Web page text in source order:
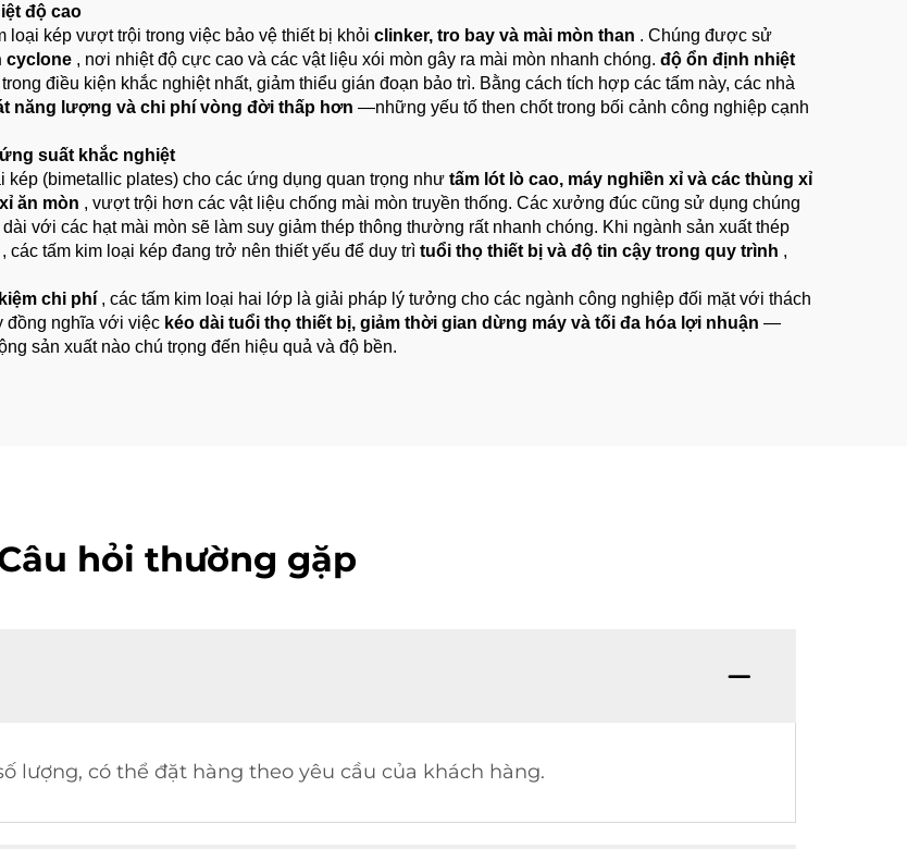
độ cao
loại kép vượt trội trong việc bảo vệ thiết bị khỏi clinker, tro bay và mài mòn than . Chúng được sử
cyclone , nơi nhiệt độ cực cao và các vật liệu xói mòn gây ra mài mòn nhanh chóng. độ ổn định nhiệt
điều kiện khắc nghiệt nhất, giảm thiểu gián đoạn bảo trì. Bằng cách tích hợp các tấm này, các nhà
năng lượng và chi phí vòng đời thấp hơn —những yếu tố then chốt trong bối cảnh công nghiệp cạnh
suất khắc nghiệt
kép (bimetallic plates) cho các ứng dụng quan trọng như tấm lót lò cao, máy nghiền xỉ và các thùng xỉ
ăn mòn , vượt trội hơn các vật liệu chống mài mòn truyền thống. Các xưởng đúc cũng sử dụng chúng
với các hạt mài mòn sẽ làm suy giảm thép thông thường rất nhanh chóng. Khi ngành sản xuất thép
, các tấm kim loại kép đang trở nên thiết yếu để duy trì tuổi thọ thiết bị và độ tin cậy trong quy trình ,
chi phí , các tấm kim loại hai lớp là giải pháp lý tưởng cho các ngành công nghiệp đối mặt với thách
đồng nghĩa với việc kéo dài tuổi thọ thiết bị, giảm thời gian dừng máy và tối đa hóa lợi nhuận —
sản xuất nào chú trọng đến hiệu quả và độ bền.
hỏi thường gặp
lượng, có thể đặt hàng theo yêu cầu của khách hàng.